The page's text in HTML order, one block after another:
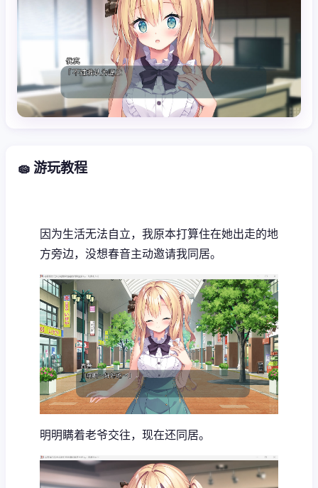
🧽 游玩教程
因为生活无法自立，我原本打算住在她出走的地
方旁边，没想春音主动邀请我同居。
明明瞒着老爷交往，现在还同居。